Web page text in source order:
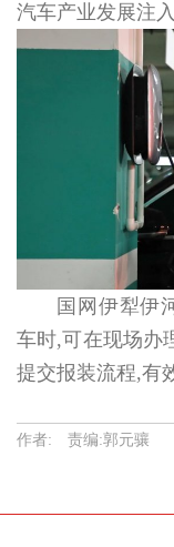
汽车产业发展注
国网伊犁伊
车时,可在现场办
提交报装流程,有
作者: 责编:郭元骧